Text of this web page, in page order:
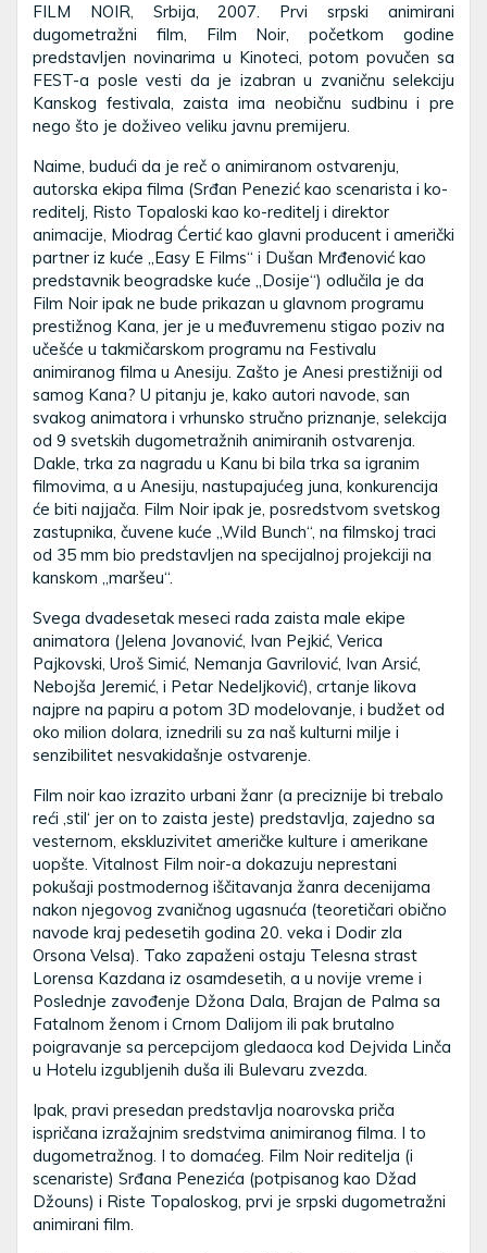
FILM NOIR, Srbija, 2007. Prvi srpski animirani
dugometražni film, Film Noir, početkom godine
predstavljen novinarima u Kinoteci, potom povučen sa
FEST-a posle vesti da je izabran u zvaničnu selekciju
Kanskog festivala, zaista ima neobičnu sudbinu i pre
nego što je doživeo veliku javnu premijeru.
Naime, budući da je reč o animiranom ostvarenju,
autorska ekipa filma (Srđan Penezić kao scenarista i ko-
reditelj, Risto Topaloski kao ko-reditelj i direktor
animacije, Miodrag Ćertić kao glavni producent i američki
partner iz kuće „Easy E Films“ i Dušan Mrđenović kao
predstavnik beogradske kuće „Dosije“) odlučila je da
Film Noir ipak ne bude prikazan u glavnom programu
prestižnog Kana, jer je u međuvremenu stigao poziv na
učešće u takmičarskom programu na Festivalu
animiranog filma u Anesiju. Zašto je Anesi prestižniji od
samog Kana? U pitanju je, kako autori navode, san
svakog animatora i vrhunsko stručno priznanje, selekcija
od 9 svetskih dugometražnih animiranih ostvarenja.
Dakle, trka za nagradu u Kanu bi bila trka sa igranim
filmovima, a u Anesiju, nastupajućeg juna, konkurencija
će biti najjača. Film Noir ipak je, posredstvom svetskog
zastupnika, čuvene kuće „Wild Bunch“, na filmskoj traci
od 35 mm bio predstavljen na specijalnoj projekciji na
kanskom „maršeu“.
Svega dvadesetak meseci rada zaista male ekipe
animatora (Jelena Jovanović, Ivan Pejkić, Verica
Pajkovski, Uroš Simić, Nemanja Gavrilović, Ivan Arsić,
Nebojša Jeremić, i Petar Nedeljković), crtanje likova
najpre na papiru a potom 3D modelovanje, i budžet od
oko milion dolara, iznedrili su za naš kulturni milje i
senzibilitet nesvakidašnje ostvarenje.
Film noir kao izrazito urbani žanr (a preciznije bi trebalo
reći ‚stil‘ jer on to zaista jeste) predstavlja, zajedno sa
vesternom, ekskluzivitet američke kulture i amerikane
uopšte. Vitalnost Film noir-a dokazuju neprestani
pokušaji postmodernog iščitavanja žanra decenijama
nakon njegovog zvaničnog ugasnuća (teoretičari obično
navode kraj pedesetih godina 20. veka i Dodir zla
Orsona Velsa). Tako zapaženi ostaju Telesna strast
Lorensa Kazdana iz osamdesetih, a u novije vreme i
Poslednje zavođenje Džona Dala, Brajan de Palma sa
Fatalnom ženom i Crnom Dalijom ili pak brutalno
poigravanje sa percepcijom gledaoca kod Dejvida Linča
u Hotelu izgubljenih duša ili Bulevaru zvezda.
Ipak, pravi presedan predstavlja noarovska priča
ispričana izražajnim sredstvima animiranog filma. I to
dugometražnog. I to domaćeg. Film Noir reditelja (i
scenariste) Srđana Penezića (potpisanog kao Džad
Džouns) i Riste Topaloskog, prvi je srpski dugometražni
animirani film.